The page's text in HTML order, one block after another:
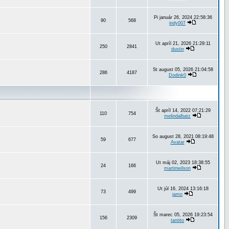
90 568
Pi január 26, 2024 22:58:36
indy007
250 2841
Ut apríl 21, 2026 21:29:11
dustin
286 4187
St august 05, 2026 21:04:58
Dodink0
110 754
Št apríl 14, 2022 07:21:29
melindalbatz
59 677
So august 28, 2021 08:19:48
Avatar
24 166
Ut máj 02, 2023 18:38:55
martinwilson
73 499
Ut júl 16, 2024 13:16:18
jamo
156 2309
Št marec 05, 2026 19:23:54
tantito